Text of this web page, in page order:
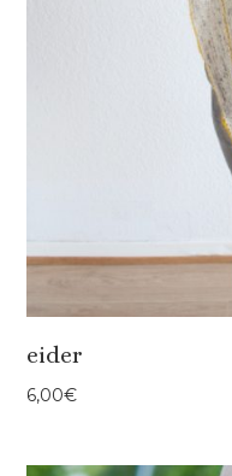
eider
6,00€